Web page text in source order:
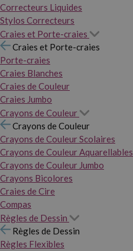
Correcteurs Liquides
Stylos Correcteurs
Craies et Porte-craies
Craies et Porte-craies
Porte-craies
Craies Blanches
Craies de Couleur
Craies Jumbo
Crayons de Couleur
Crayons de Couleur
Crayons de Couleur Scolaires
Crayons de Couleur Aquarellables
Crayons de Couleur Jumbo
Crayons Bicolores
Craies de Cire
Compas
Règles de Dessin
Règles de Dessin
Règles Flexibles